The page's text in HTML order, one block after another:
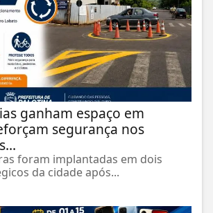
ganham espaço em
segurança nos
foram implantadas em dois
da cidade após...